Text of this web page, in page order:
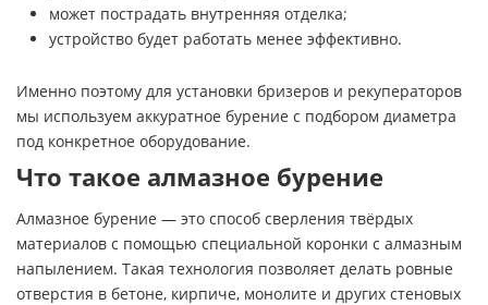
может пострадать внутренняя отделка;
устройство будет работать менее эффективно.
Именно поэтому для установки бризеров и рекуператоров
мы используем аккуратное бурение с подбором диаметра
под конкретное оборудование.
Что такое алмазное бурение
Алмазное бурение — это способ сверления твёрдых
материалов с помощью специальной коронки с алмазным
напылением. Такая технология позволяет делать ровные
отверстия в бетоне, кирпиче, монолите и других стеновых